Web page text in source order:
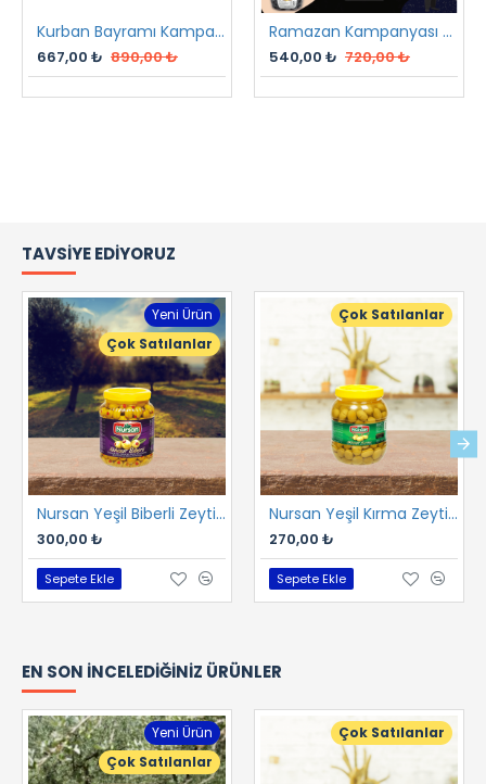
Kurban Bayramı Kampanyası
667,00 ₺ 890,00 ₺
Ramazan Kampanyası 2 2023
540,00 ₺ 720,00 ₺
TAVSIYE EDIYORUZ
Yeni Ürün
Çok Satılanlar
Nursan Yeşil Biberli Zeytin 1 kg
300,00 ₺
Sepete Ekle
Çok Satılanlar
Nursan Yeşil Kırma Zeytin 1 kg
270,00 ₺
Sepete Ekle
EN SON İNCELEDIĞINIZ ÜRÜNLER
Yeni Ürün
Çok Satılanlar
Çok Satılanlar